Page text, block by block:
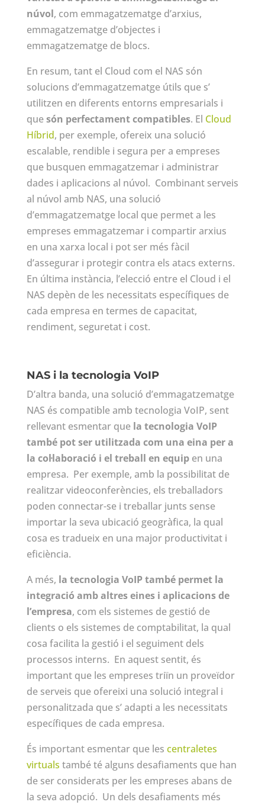
núvol, com emmagatzematge d’arxius,
emmagatzematge d’objectes i
emmagatzematge de blocs.
En resum, tant el Cloud com el NAS són
solucions d’emmagatzematge útils que s’
utilitzen en diferents entorns empresarials i
quesón perfectament compatibles. El Cloud
Híbrid, per exemple, ofereix una solució
escalable, rendible i segura per a empreses
que busquen emmagatzemar i administrar
dades i aplicacions al núvol. Combinant serveis
al núvol amb NAS, una solució
d’emmagatzematge local que permet a les
empreses emmagatzemar i compartir arxius
en una xarxa local i pot ser més fàcil
d’assegurar i protegir contra els atacs externs.
En última instància, l’elecció entre el Cloud i el
NAS depèn de les necessitats específiques de
cada empresa en termes de capacitat,
rendiment, seguretat i cost.
NAS i la tecnologia VoIP
D’altra banda, una solució d’emmagatzematge
NAS és compatible amb tecnologia VoIP, sent
rellevant esmentar que la tecnologia VoIP
també pot ser utilitzada com una eina per a
la col·laboració i el treball en equipen una
empresa. Per exemple, amb la possibilitat de
realitzar videoconferències, els treballadors
poden connectar-se i treballar junts sense
importar la seva ubicació geogràfica, la qual
cosa es tradueix en una major productivitat i
eficiència.
A més, la tecnologia VoIP també permet la
integració amb altres eines i aplicacions de
l’empresa, com els sistemes de gestió de
clients o els sistemes de comptabilitat, la qual
cosa facilita la gestió i el seguiment dels
processos interns. En aquest sentit, és
important que les empreses triïn un proveïdor
de serveis que ofereixi una solució integral i
personalitzada que s’ adapti a les necessitats
específiques de cada empresa.
És important esmentar que les centraletes
virtuals també té alguns desafiaments que han
de ser considerats per les empreses abans de
la seva adopció. Un dels desafiaments més